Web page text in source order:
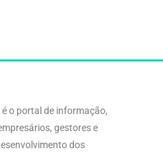
o portal de informação,
gestores e
dos